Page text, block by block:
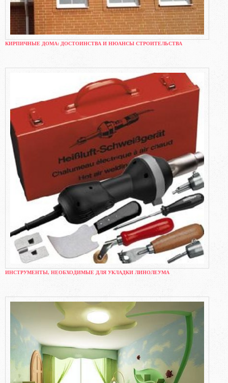
КИРПИЧНЫЕ ДОМА: ДОСТОИНСТВА И НЮАНСЫ СТРОИТЕЛЬСТВА
ИНСТРУМЕНТЫ, НЕОБХОДИМЫЕ ДЛЯ УКЛАДКИ ЛИНОЛЕУМА